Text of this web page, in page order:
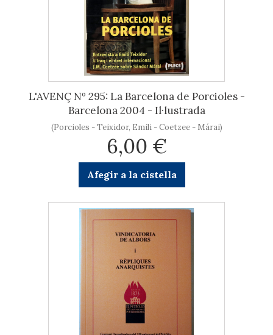
L'AVENÇ Nº 295: La Barcelona de Porcioles -
Barcelona 2004 - Il·lustrada
(Porcioles - Teixidor, Emili - Coetzee - Márai)
6,00 €
Afegir a la cistella